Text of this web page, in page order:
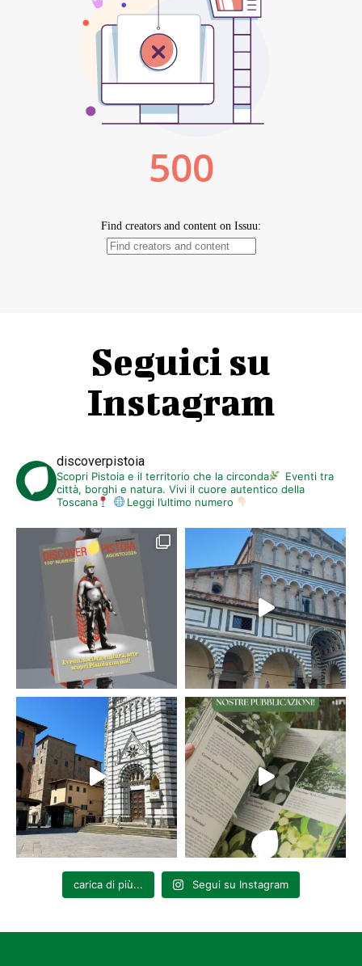
Seguici su
Instagram
discoverpistoia
Scopri Pistoia e il territorio che la circonda
Eventi tra
città, borghi e natura. Vivi il cuore autentico della
Toscana
Leggi l’ultimo numero
carica di più... Segui su Instagram